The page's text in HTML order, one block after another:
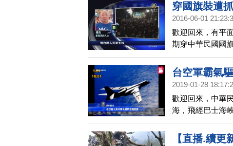
穿國旗裝遭
2016-06-01
歡迎回來，有平
期穿中華民國國
共內戰真相、談
友熱烈討論，有
採訪到這位韓伯
台空軍霸氣
2019-01-28
歡迎回來，中華
海，飛經巴士海
偵與應處，確保
音，戰管對話中
【直播.續